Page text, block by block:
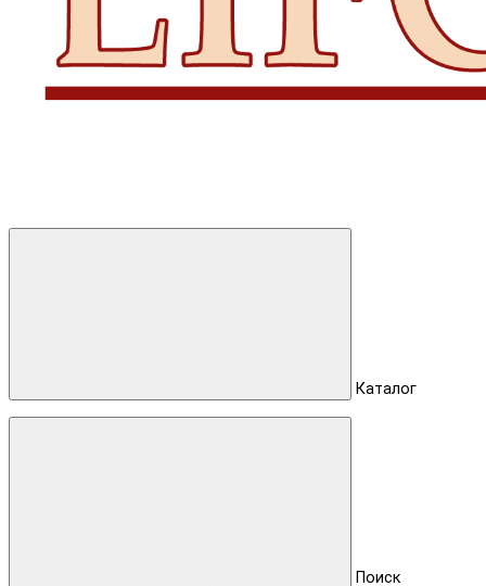
Каталог
Поиск